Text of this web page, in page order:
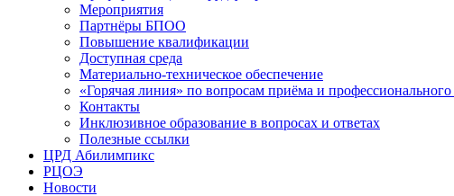
Мероприятия
Партнёры БПОО
Повышение квалификации
Доступная среда
Материально-техническое обеспечение
«Горячая линия» по вопросам приёма и
Контакты
Инклюзивное образование в вопросах и ответах
Полезные ссылки
ЦРД Абилимпикс
РЦОЭ
Новости